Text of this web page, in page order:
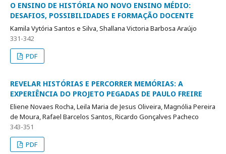
O ENSINO DE HISTÓRIA NO NOVO ENSINO MÉDIO:
DESAFIOS, POSSIBILIDADES E FORMAÇÃO DOCENTE
Kamila Vytória Santos e Silva, Shallana Victoria Barbosa Araújo
331-342
PDF
REVELAR HISTÓRIAS E PERCORRER MEMÓRIAS: A
EXPERIÊNCIA DO PROJETO PEGADAS DE PAULO FREIRE
Eliene Novaes Rocha, Leila Maria de Jesus Oliveira, Magnólia Pereira
de Moura, Rafael Barcelos Santos, Ricardo Gonçalves Pacheco
343-351
PDF